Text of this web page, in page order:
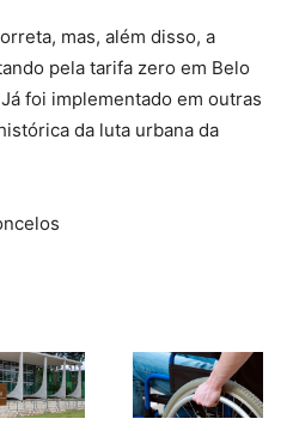
mas, além disso, a
pela tarifa zero em Belo
foi implementado em outras
da luta urbana da